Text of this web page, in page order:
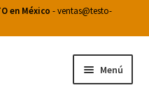
en México - ventas@testo-
Menú